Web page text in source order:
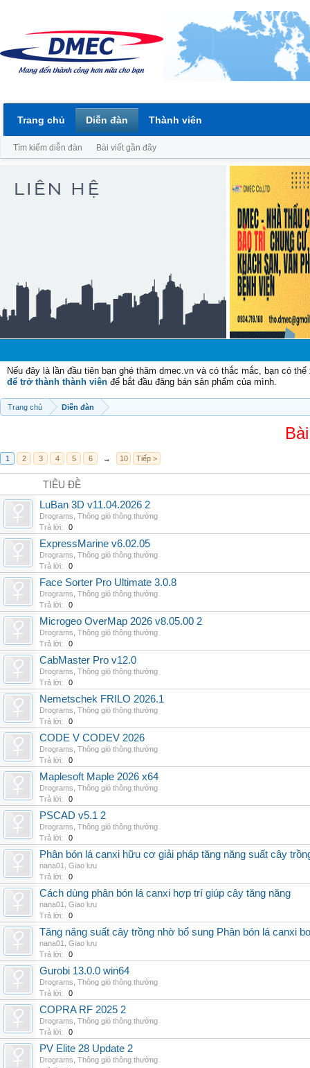
Nếu đây là lần đầu tiên bạn ghé thăm dmec.vn và có thắc mắc, bạn có
để trở thành thành viên để bắt đầu đăng bán sản phẩm của mình.
Trang chủ Diễn đàn
1 2 3 4 5 6 → 10 Tiếp >
TIÊU ĐỀ
LuBan 3D v11.04.2026 2
Drograms Thông gió thông thường
Trả lời:
0
ExpressMarine v6.02.05
Drograms Thông gió thông thường
Trả lời:
0
Face Sorter Pro Ultimate 3.0.8
Drograms Thông gió thông thường
Trả lời:
0
Microgeo OverMap 2026 v8.05.00 2
Drograms Thông gió thông thường
Trả lời:
0
CabMaster Pro v12.0
Drograms Thông gió thông thường
Trả lời:
0
Nemetschek FRILO 2026.1
Drograms Thông gió thông thường
Trả lời:
0
CODE V CODEV 2026
Drograms Thông gió thông thường
Trả lời:
0
Maplesoft Maple 2026 x64
Drograms Thông gió thông thường
Trả lời:
0
PSCAD v5.1 2
Drograms Thông gió thông thường
Trả lời:
0
Phân bón lá canxi hữu cơ giải pháp tăng năng suất cây
nana01
Giao lưu
Trả lời:
0
Cách dùng phân bón lá canxi hợp trí giúp cây tăng năng
nana01
Giao lưu
Trả lời:
0
Tăng năng suất cây trồng nhờ bổ sung Phân bón lá canxi
nana01
Giao lưu
Trả lời:
0
Gurobi 13.0.0 win64
Drograms Thông gió thông thường
Trả lời:
0
COPRA RF 2025 2
Drograms Thông gió thông thường
Trả lời:
0
PV Elite 28 Update 2
Drograms Thông gió thông thường
Trang chủ Diễn đàn
Tìm kiếm diễn đàn Bài viết gần đây
Thành viên